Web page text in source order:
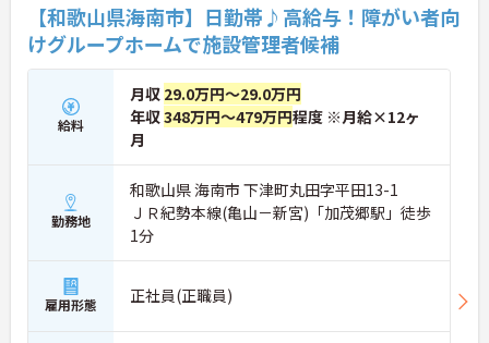
【和歌山県海南市】日勤帯♪高給与！障がい者向
けグループホームで施設管理者候補
給料
月収 29.0万円～29.0万円
年収348万円～479万円程度 ※月給×12ヶ
月
勤務地
和歌山県 海南市 下津町丸田字平田13-1
ＪＲ紀勢本線(亀山－新宮)「加茂郷駅」徒歩
1分
雇用形態 正社員(正職員)